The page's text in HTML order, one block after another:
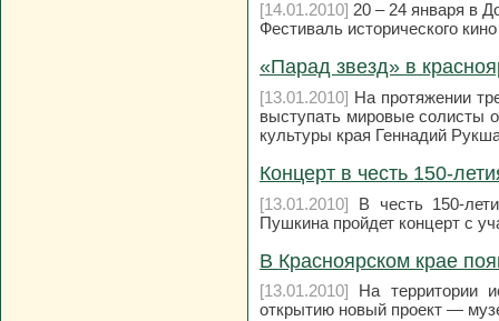
[14.01.2010] 20 – 24 января в
Фестиваль исторического
«Парад звезд» в
[13.01.2010] На протяжении
выступать мировые солисты
культуры края Геннадий
Концерт в честь 150-
[13.01.2010] В честь 150-
Пушкина пройдет концерт с
В Красноярском крае
[13.01.2010] На территории
открытию новый проект —